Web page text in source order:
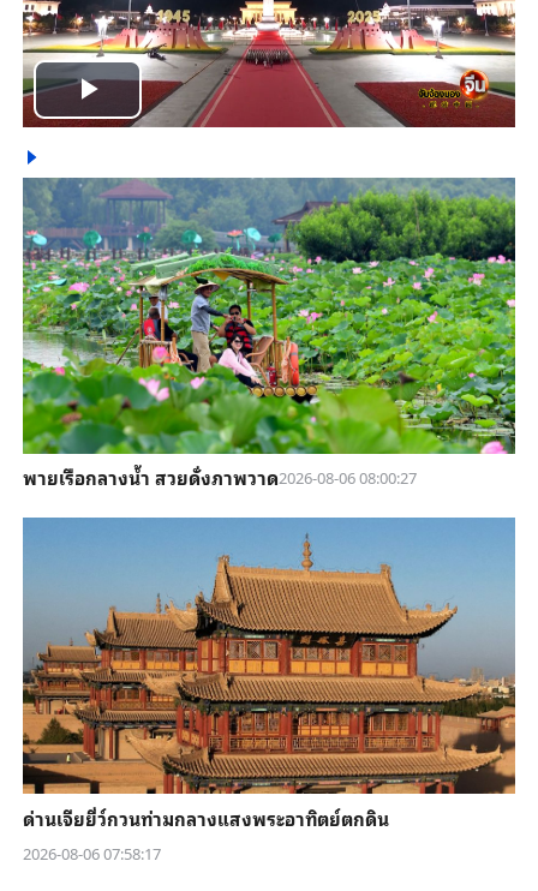
Play
Video
พายเรือกลางน้ำ สวยดั่งภาพวาด2026-08-06 08:00:27
ด่านเจียยี่ว์กวนท่ามกลางแสงพระอาทิตย์ตกดิน
2026-08-06 07:58:17